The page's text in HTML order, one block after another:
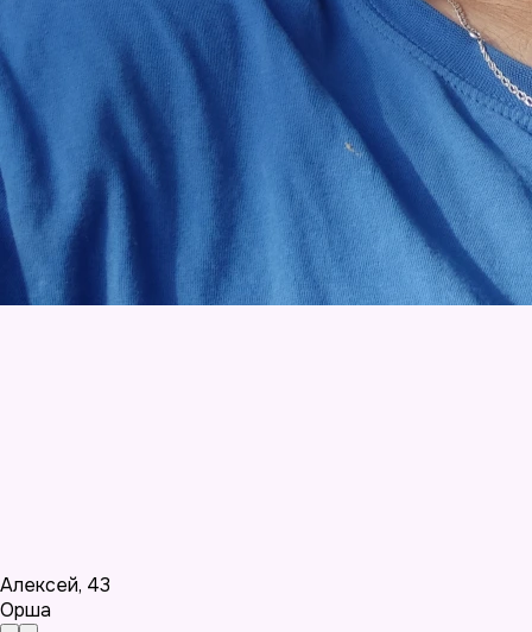
Алексей, 43
Орша